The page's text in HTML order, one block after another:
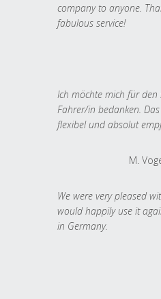
company to anyone.
fabulous service!
Ich möchte mich für den
Fahrer/in bedanken.
flexibel und absolut
M.
We were very pleased
would happily use it
in Germany.